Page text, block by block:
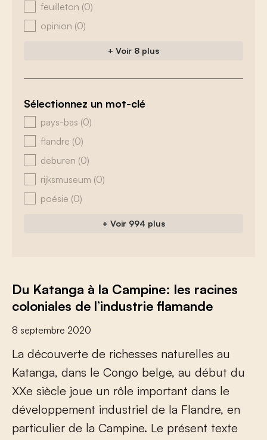
feuilleton (0)
opinion (0)
+ Voir 8 plus
Sélectionnez un mot-clé
zoeken - tags
pays-bas (0)
flandre (0)
deburen (0)
rijksmuseum (0)
poésie (0)
+ Voir 994 plus
Du Katanga à la Campine: les racines
coloniales de l’industrie flamande
8 septembre 2020
La découverte de richesses naturelles au
Katanga, dans le Congo belge, au début du
XXe siècle joue un rôle important dans le
développement industriel de la Flandre, en
particulier de la Campine. Le présent texte